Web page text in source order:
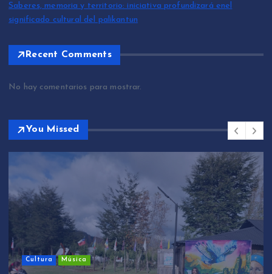
Saberes, memoria y territorio: iniciativa profundizará enel
significado cultural del palikantun
Recent Comments
No hay comentarios para mostrar.
You Missed
Sin categoría
We Tripantü y ülkantun: